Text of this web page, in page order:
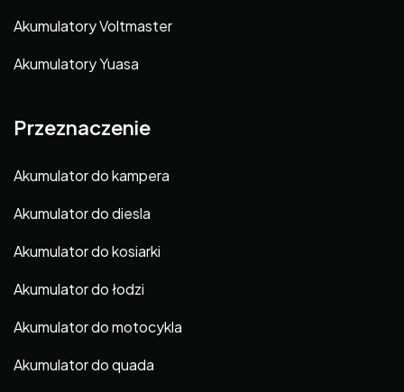
Akumulatory Voltmaster
Akumulatory Yuasa
Przeznaczenie
Akumulator do kampera
Akumulator do diesla
Akumulator do kosiarki
Akumulator do łodzi
Akumulator do motocykla
Akumulator do quada